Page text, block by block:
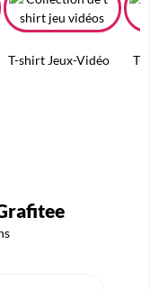
T-shirt Jeux-Vidéo T-